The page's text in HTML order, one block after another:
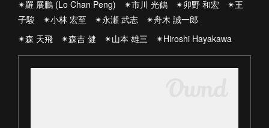
✴︎羅 展鵬 (Lo Chan Peng) ✴︎市川 光鶴 ✴︎卯野 和宏 ✴︎王
子駿 ✴︎小林 宏至 ✴︎永瀬 武志 ✴︎舟木 誠一郎
✴︎森 天飛 ✴︎森吉 健 ✴︎山本 雄三 ✴︎Hiroshi Hayakawa